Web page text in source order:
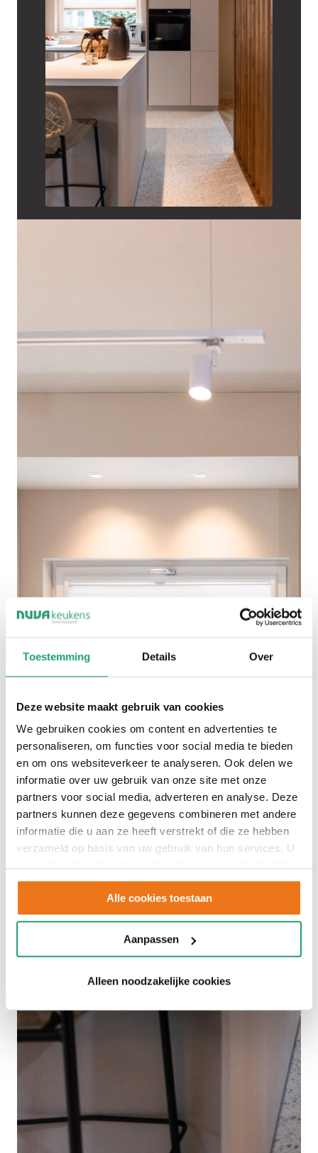
Toestemming Details Over
Deze website maakt gebruik van cookies
We gebruiken cookies om content en advertenties te
personaliseren, om functies voor social media te bieden
en om ons websiteverkeer te analyseren. Ook delen we
informatie over uw gebruik van onze site met onze
partners voor social media, adverteren en analyse. Deze
partners kunnen deze gegevens combineren met andere
informatie die u aan ze heeft verstrekt of die ze hebben
verzameld op basis van uw gebruik van hun services. U
gebruiken.
Alle cookies toestaan
Aanpassen
Alleen noodzakelijke cookies